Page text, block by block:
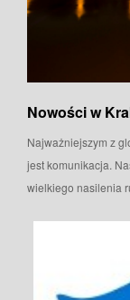
Nowości w
Najważniejszym z
jest komunikacja.
wielkiego nasilenia